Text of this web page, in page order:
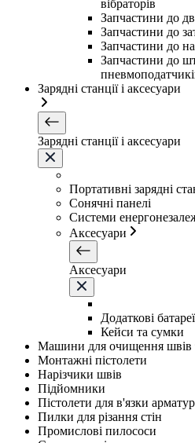
вібраторів
Запчастини до
Запчастини до
Запчастини до
Запчастини до
Зарядні станції і аксесуари
Зарядні станції і аксесуари
Портативні зарядні
Сонячні панелі
Системи
Аксесуари
Аксесуари
Додаткові батареї
Кейси та сумки
Машини для очищення швів
Монтажні пістолети
Нарізчики швів
Підйомники
Пістолети для в'язки
Пилки для різання стін
Промислові пилососи